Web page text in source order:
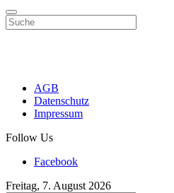
AGB
Datenschutz
Impressum
Follow Us
Facebook
Freitag, 7. August 2026